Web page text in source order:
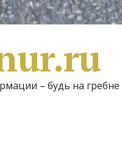
– будь на гребне